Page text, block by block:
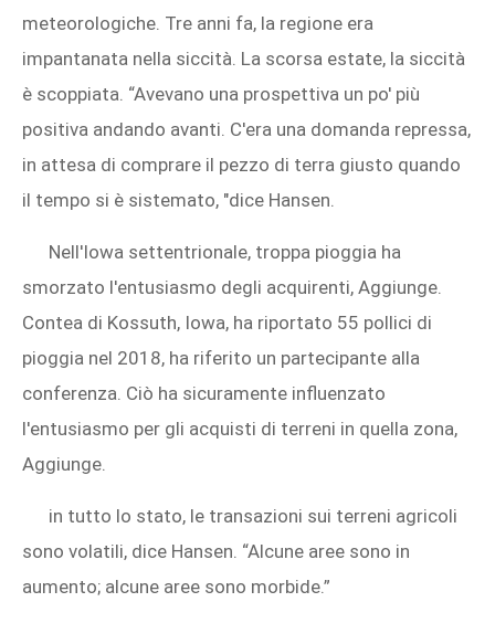
meteorologiche. Tre anni fa, la regione era
impantanata nella siccità. La scorsa estate, la siccità
è scoppiata. “Avevano una prospettiva un po' più
positiva andando avanti. C'era una domanda repressa,
in attesa di comprare il pezzo di terra giusto quando
il tempo si è sistemato, "dice Hansen.
Nell'Iowa settentrionale, troppa pioggia ha
smorzato l'entusiasmo degli acquirenti, Aggiunge.
Contea di Kossuth, Iowa, ha riportato 55 pollici di
pioggia nel 2018, ha riferito un partecipante alla
conferenza. Ciò ha sicuramente influenzato
l'entusiasmo per gli acquisti di terreni in quella zona,
Aggiunge.
in tutto lo stato, le transazioni sui terreni agricoli
sono volatili, dice Hansen. “Alcune aree sono in
aumento; alcune aree sono morbide.”